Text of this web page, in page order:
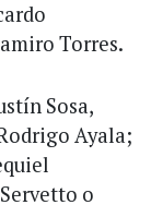
Torres.
Sosa,
Ayala;
o